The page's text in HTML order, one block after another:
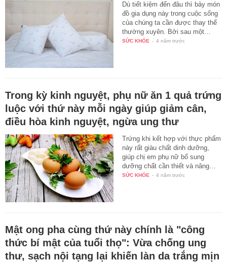
Dù tiết kiệm đến đâu thì bảy món
đồ gia dụng này trong cuộc sống
của chúng ta cần được thay thế
thường xuyên. Bởi sau một…
SỨC KHỎE - 4 năm trước
Trong kỳ kinh nguyệt, phụ nữ ăn 1 quả trứng
luộc với thứ này mỗi ngày giúp giảm cân,
điều hòa kinh nguyệt, ngừa ung thư
Trứng khi kết hợp với thực phẩm
này rất giàu chất dinh dưỡng,
giúp chị em phụ nữ bổ sung
dưỡng chất cần thiết và nâng…
SỨC KHỎE - 4 năm trước
Mật ong pha cùng thứ này chính là "công
thức bí mật của tuổi thọ": Vừa chống ung
thư, sạch nội tạng lại khiến làn da trắng mịn